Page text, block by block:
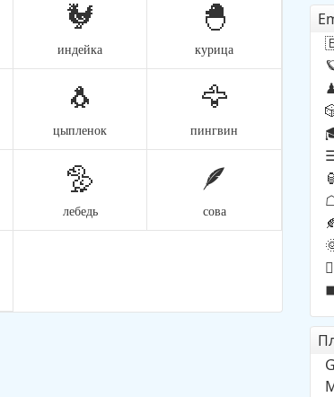
🐓
индейка
🐣
курица
🐧
цыпленок
🦅
пингвин
🦤
лебедь
🪶
сова
🏮